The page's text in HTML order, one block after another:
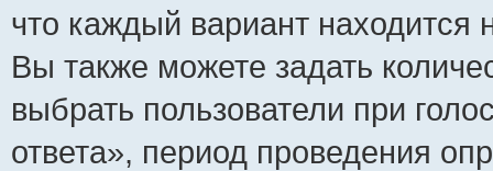
что каждый вариант находится
Вы также можете задать
выбрать пользователи при
ответа», период проведения